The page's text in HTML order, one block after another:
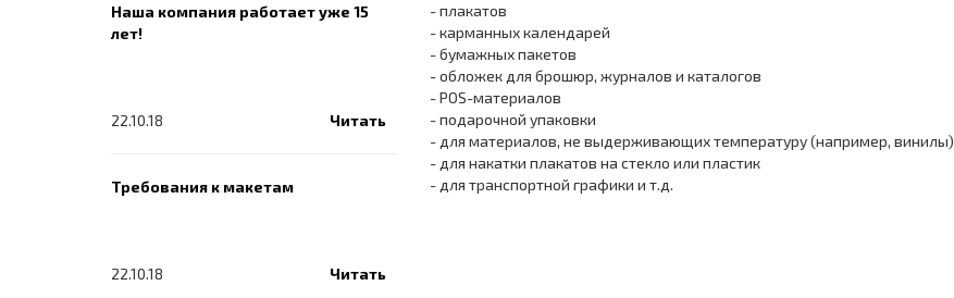
Наша компания работает уже 15
лет!
22.10.18 Читать
Требования к макетам
22.10.18 Читать
- плакатов
- карманных календарей
- бумажных пакетов
- обложек для брошюр, журналов и каталогов
- POS-материалов
- подарочной упаковки
- для материалов, не выдерживающих температуру (например, винилы)
- для накатки плакатов на стекло или пластик
- для транспортной графики и т.д.